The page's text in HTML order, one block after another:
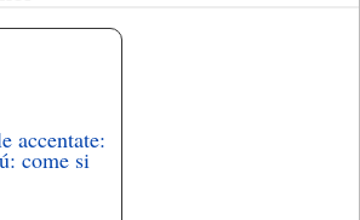
accentate:
come si